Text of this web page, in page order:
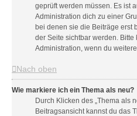
geprüft werden müssen. Es ist
Administration dich zu einer
bei denen sie die Beiträge erst
der Seite sichtbar werden.
Administration, wenn du
Nach oben
Wie markiere ich ein Thema als neu?
Durch Klicken des „Thema als
Beitragsansicht kannst du das